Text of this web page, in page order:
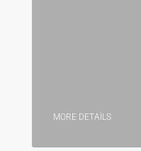
MORE DETAILS